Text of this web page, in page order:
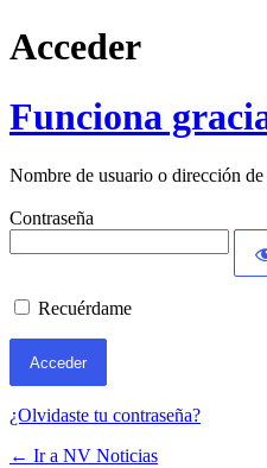
Acceder
Funciona
Nombre de usuario o dirección
Contraseña
Recuérdame
¿Olvidaste tu contraseña?
← Ir a NV Noticias